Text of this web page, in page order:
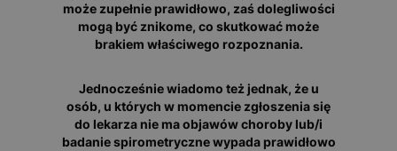
może zupełnie prawidłowo, zaś dolegliwości
mogą być znikome, co skutkować może
brakiem właściwego rozpoznania.
Jednocześnie wiadomo też jednak, że u
osób, u których w momencie zgłoszenia się
do lekarza nie ma objawów choroby lub/i
badanie spirometryczne wypada prawidłowo